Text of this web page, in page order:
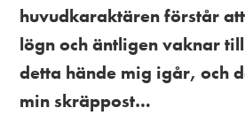
huvudkaraktären förstår
lögn och äntligen vaknar
detta hände mig igår, och
min skräppost…